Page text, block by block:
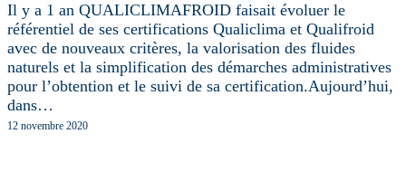
Il y a 1 an QUALICLIMAFROID faisait évoluer le
référentiel de ses certifications Qualiclima et Qualifroid
avec de nouveaux critères, la valorisation des fluides
naturels et la simplification des démarches administratives
pour l’obtention et le suivi de sa certification.Aujourd’hui,
dans…
12 novembre 2020